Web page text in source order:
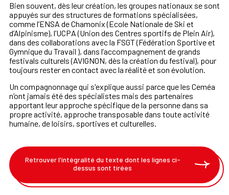
Bien souvent, dès leur création, les groupes nationaux se sont
appuyés sur des structures de formations spécialisées,
comme l’ENSA de Chamonix (Ecole Nationale de Ski et
d’Alpinisme), l’UCPA (Union des Centres sportifs de Plein Air),
dans des collaborations avec la FSGT (Fédération Sportive et
Gymnique du Travail ), dans l’accompagnement de grands
festivals culturels (AVIGNON, dès la création du festival), pour
toujours rester en contact avec la réalité et son évolution.
Un compagnonnage qui s'explique aussi parce que les Ceméa
n’ont jamais été des spécialistes mais des partenaires
apportant leur approche spécifique de la personne dans sa
propre activité, approche transposable dans toute activité
humaine, de loisirs, sportives et culturelles.
Retrouver l'intégralité du texte dont les lignes ci-
dessus sont tirées